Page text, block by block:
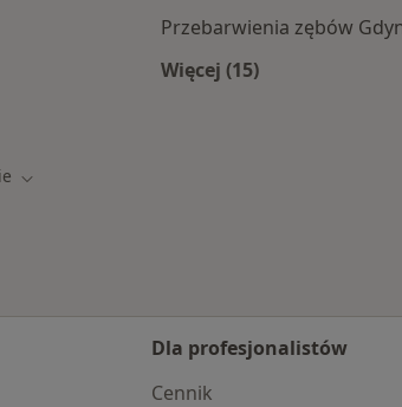
Przebarwienia zębów
Więcej (15)
Zmień miasto
Dla profesjonalistów
Cennik